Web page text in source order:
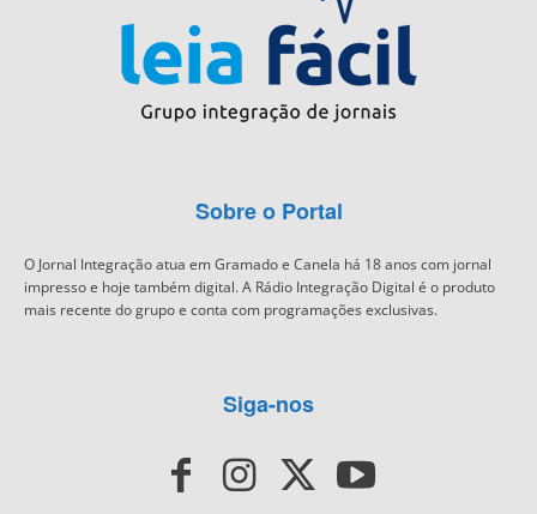
Sobre o Portal
O Jornal Integração atua em Gramado e Canela há 18 anos com jornal
impresso e hoje também digital. A Rádio Integração Digital é o produto
mais recente do grupo e conta com programações exclusivas.
Siga-nos